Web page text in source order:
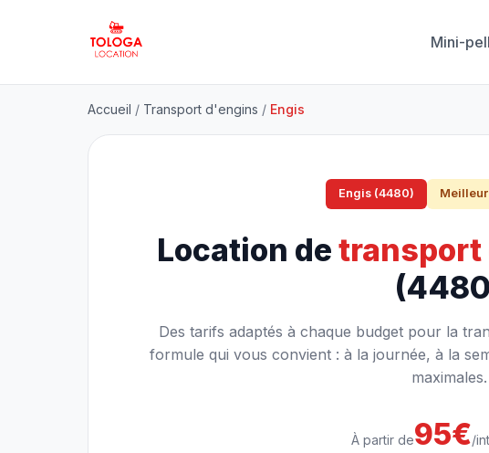
Mini-
Accueil / Transport d'engins / Engis
Engis (4480)
Location de
Des tarifs adaptés à chaque budget pour la
formule qui vous convient : à la journée, à la
maximales.
À partir de95€/